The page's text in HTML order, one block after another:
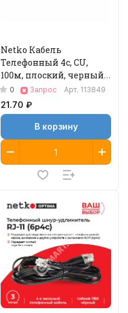
Netko Кабель
Телефонный 4с, CU,
100м, плоский, черный
Optima
0 Запрос Арт. 113849
21.70 ₽
В корзину